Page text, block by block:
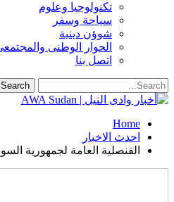
تكنولوجيا وعلوم
سياحة وسفر
شوؤن دينية
الحوار الوطنى
اتصل بنا
Home
احدث الاخبار
القنصلية العامة لجمهورية